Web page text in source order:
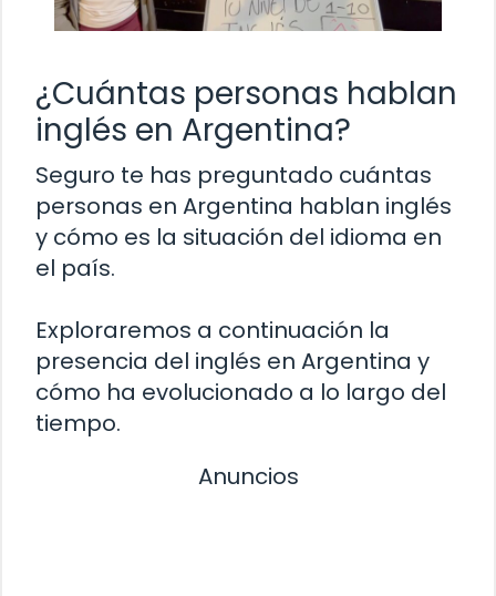
¿Cuántas personas hablan
inglés en Argentina?
Seguro te has preguntado cuántas
personas en Argentina hablan inglés
y cómo es la situación del idioma en
el país.
Exploraremos a continuación la
presencia del inglés en Argentina y
cómo ha evolucionado a lo largo del
tiempo.
Anuncios